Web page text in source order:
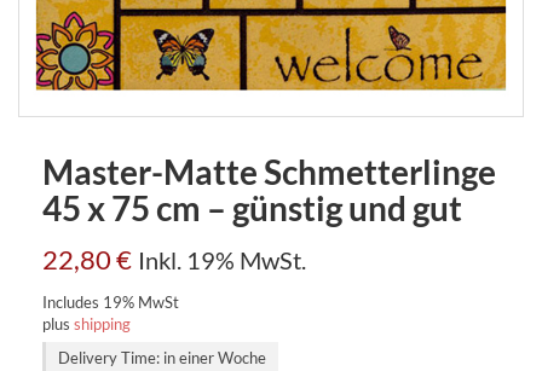
Master-Matte Schmetterlinge
45 x 75 cm – günstig und gut
22,80€ Inkl. 19% MwSt.
Includes 19% MwSt
plus shipping
Delivery Time: in einer Woche